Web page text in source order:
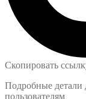
Скопировать
Подробные детали
пользователям